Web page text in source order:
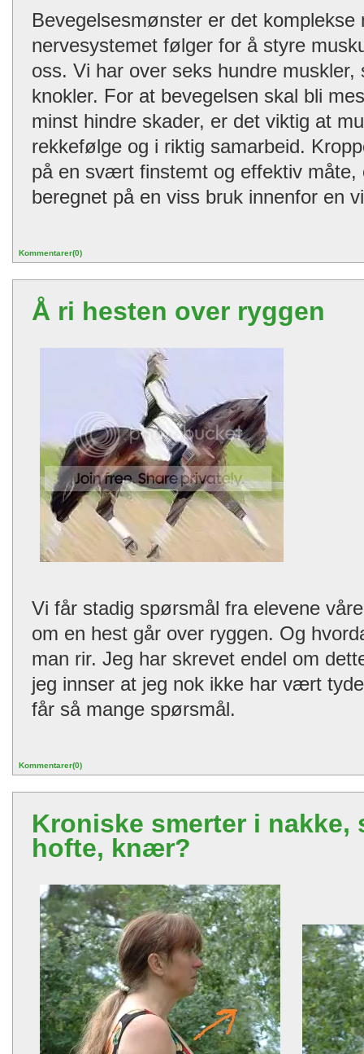
Bevegelsesmønster er det komplekse
nervesystemet følger for å styre
oss. Vi har over seks hundre
knokler. For at bevegelsen skal bli
minst hindre skader, er det viktig at
rekkefølge og i riktig samarbeid.
på en svært finstemt og effektiv måte,
beregnet på en viss bruk innenfor en
Kommentarer(0)
Å ri hesten over ryggen
Vi får stadig spørsmål fra elevene
om en hest går over ryggen. Og
man rir. Jeg har skrevet endel om
jeg innser at jeg nok ikke har vært
får så mange spørsmål.
Kommentarer(0)
Kroniske smerter i nakke,
hofte, knær?